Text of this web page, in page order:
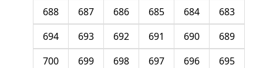
683
684
685
686
687
688
689
690
691
692
693
694
695
696
697
698
699
700